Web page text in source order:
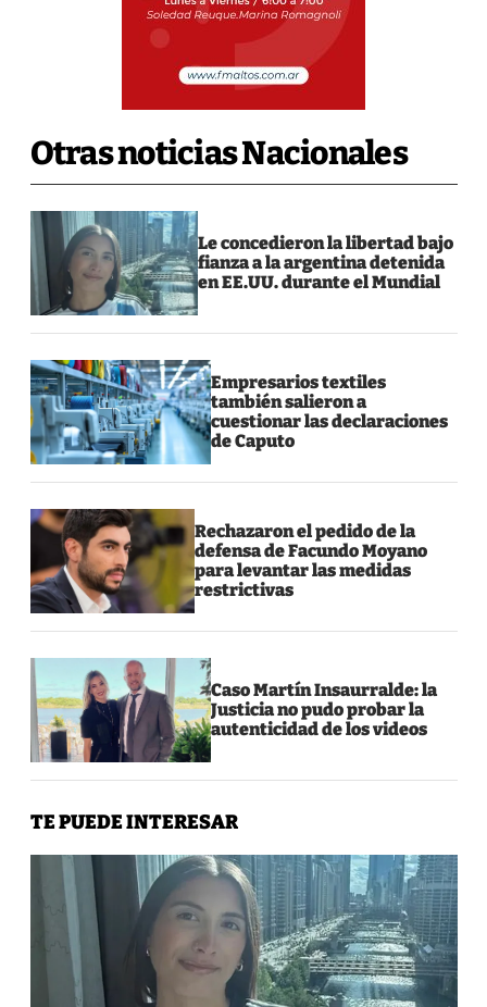
Otras noticias Nacionales
Le concedieron la libertad bajo
fianza a la argentina detenida
en EE.UU. durante el Mundial
Empresarios textiles
también salieron a
cuestionar las declaraciones
de Caputo
Rechazaron el pedido de la
defensa de Facundo Moyano
para levantar las medidas
restrictivas
Caso Martín Insaurralde: la
Justicia no pudo probar la
autenticidad de los videos
TE PUEDE INTERESAR